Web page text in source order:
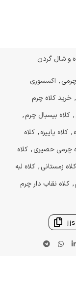
و شال گردن
, اکسسوری
, خرید کلاه چرم
, کلاه بیسبال چرم,
, کلاه پاییزه, کلاه
چرمی حصیری, کلاه
کلاه زمستانی, کلاه لبه
, کلاه نقاب دار چرم